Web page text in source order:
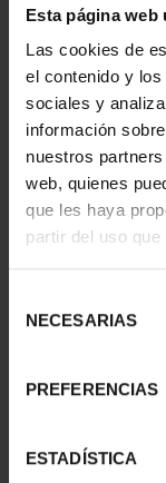
Esta página web
Las cookies de
el contenido y
sociales y
información
nuestros
web, quienes
que les haya
partir del uso
NECESARIAS
PREFERENCIAS
ESTADÍSTICA
SOLA...
€143.00
COPPER
LOOTZ
€143.00